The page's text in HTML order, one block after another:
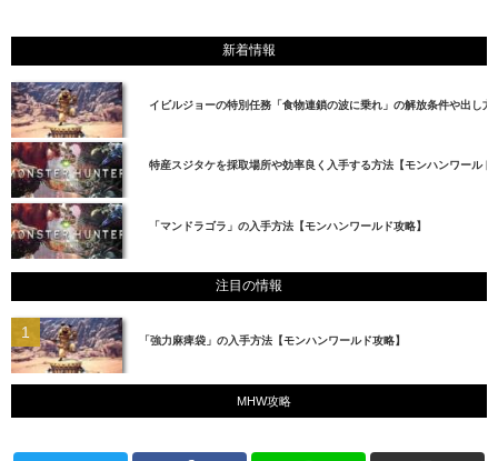
新着情報
イビルジョーの特別任務「食物連鎖の波に乗れ」の解放条件や出し
特産スジタケを採取場所や効率良く入手する方法【モンハンワールド
「マンドラゴラ」の入手方法【モンハンワールド攻略】
注目の情報
「強力麻痺袋」の入手方法【モンハンワールド攻略】
MHW攻略